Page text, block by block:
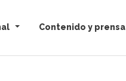
Contenido y prensa